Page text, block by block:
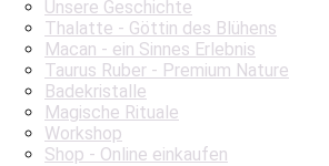
Unsere Geschichte
Thalatte - Göttin des Blühens
Macan - ein Sinnes Erlebnis
Taurus Ruber - Premium Nature
Badekristalle
Magische Rituale
Workshop
Shop - Online einkaufen